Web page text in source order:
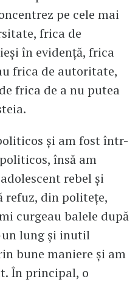
pe cele mai
frica de
în evidență, frica
frica de autoritate,
frica de a nu putea
și am fost într-
însă am
rebel și
refuz, din politețe,
curgeau balele după
lung și inutil
bune maniere și am
În principal, o